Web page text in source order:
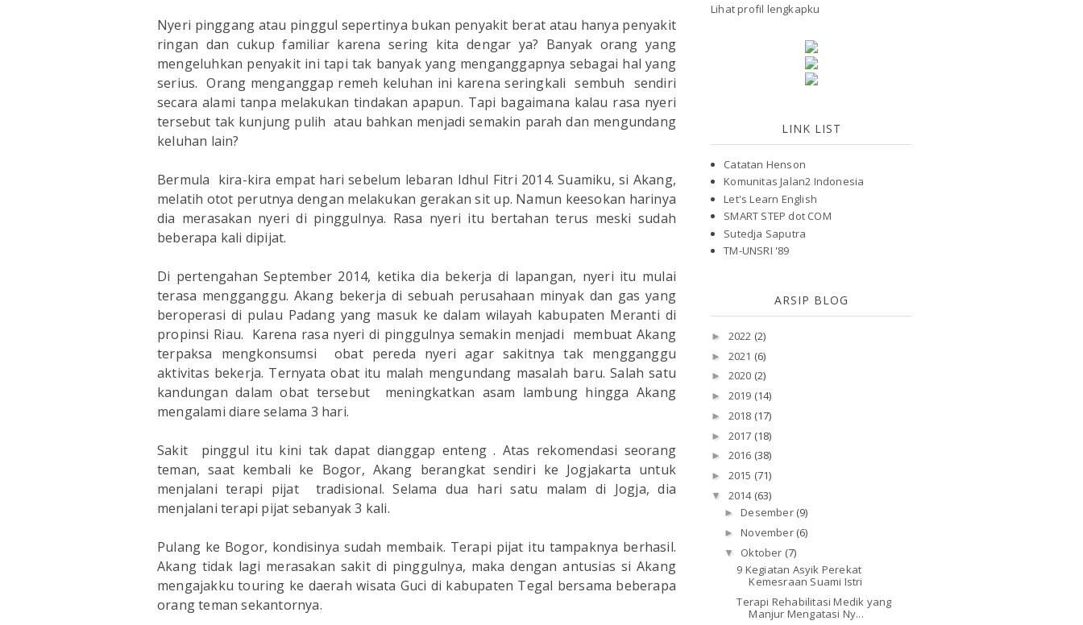
Nyeri pinggang atau pinggul sepertinya bukan penyakit berat atau hanya penyakit
ringan dan cukup familiar karena sering kita dengar ya? Banyak orang yang
mengeluhkan penyakit ini tapi tak banyak yang menganggapnya sebagai hal yang
serius. Orang menganggap remeh keluhan ini karena seringkali sembuh sendiri
secara alami tanpa melakukan tindakan apapun. Tapi bagaimana kalau rasa nyeri
tersebut tak kunjung pulih atau bahkan menjadi semakin parah dan mengundang
keluhan lain?
Bermula kira-kira empat hari sebelum lebaran Idhul Fitri 2014. Suamiku, si Akang,
melatih otot perutnya dengan melakukan gerakan sit up. Namun keesokan harinya
dia merasakan nyeri di pinggulnya. Rasa nyeri itu bertahan terus meski sudah
beberapa kali dipijat.
Di pertengahan September 2014, ketika dia bekerja di lapangan, nyeri itu mulai
terasa mengganggu. Akang bekerja di sebuah perusahaan minyak dan gas yang
beroperasi di pulau Padang yang masuk ke dalam wilayah kabupaten Meranti di
propinsi Riau. Karena rasa nyeri di pinggulnya semakin menjadi membuat Akang
terpaksa mengkonsumsi obat pereda nyeri agar sakitnya tak mengganggu
aktivitas bekerja. Ternyata obat itu malah mengundang masalah baru. Salah satu
kandungan dalam obat tersebut meningkatkan asam lambung hingga Akang
mengalami diare selama 3 hari.
Sakit pinggul itu kini tak dapat dianggap enteng . Atas rekomendasi seorang
teman, saat kembali ke Bogor, Akang berangkat sendiri ke Jogjakarta untuk
menjalani terapi pijat tradisional. Selama dua hari satu malam di Jogja, dia
menjalani terapi pijat sebanyak 3 kali.
Pulang ke Bogor, kondisinya sudah membaik. Terapi pijat itu tampaknya berhasil.
Akang tidak lagi merasakan sakit di pinggulnya, maka dengan antusias si Akang
mengajakku touring ke daerah wisata Guci di kabupaten Tegal bersama beberapa
orang teman sekantornya.
Lihat profil lengkapku
LINK LIST
Catatan Henson
Komunitas Jalan2 Indonesia
Let's Learn English
SMART STEP dot COM
Sutedja Saputra
TM-UNSRI '89
ARSIP BLOG
► 2022 (2)
► 2021 (6)
► 2020 (2)
► 2019 (14)
► 2018 (17)
► 2017 (18)
► 2016 (38)
► 2015 (71)
▼ 2014 (63)
►Desember (9)
►November (6)
▼ Oktober (7)
9 Kegiatan Asyik Perekat
Kemesraan Suami Istri
Terapi Rehabilitasi Medik yang
Manjur Mengatasi Ny...